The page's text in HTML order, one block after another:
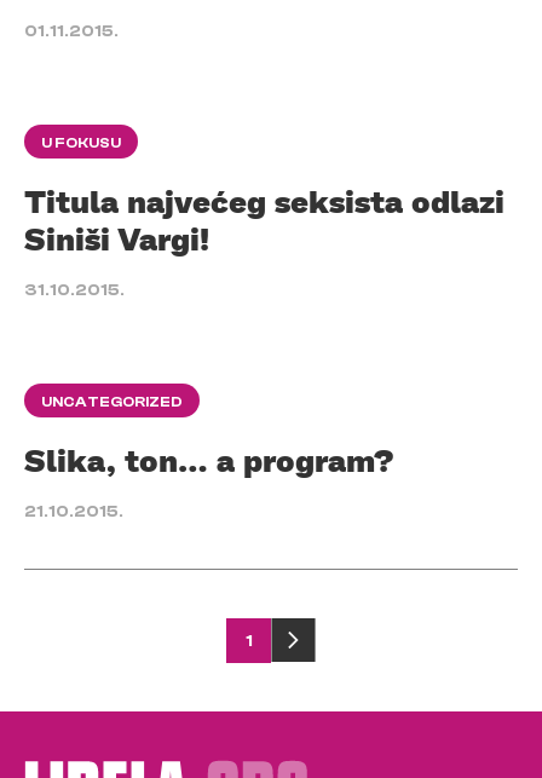
01.11.2015.
U FOKUSU
Titula najvećeg seksista odlazi
Siniši Vargi!
31.10.2015.
UNCATEGORIZED
Slika, ton… a program?
21.10.2015.
pagination
1